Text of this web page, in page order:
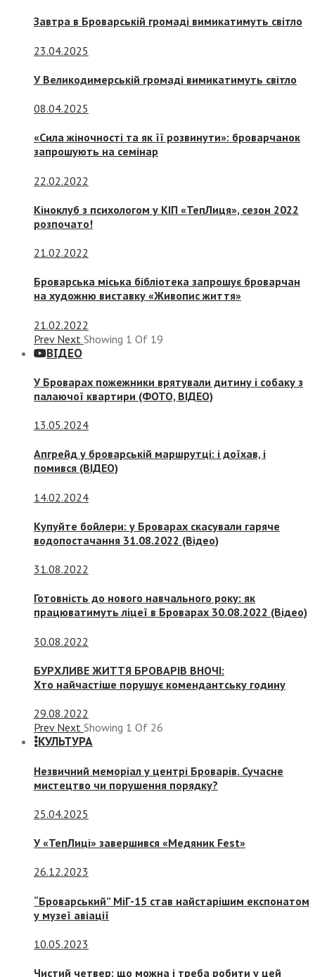
Завтра в Броварській громаді вимикатимуть світло
23.04.2025
У Великодимерській громаді вимикатимуть світло
08.04.2025
«Сила жіночності та як її розвинути»: броварчанок
запрошують на семінар
22.02.2022
Кіноклуб з психологом у КІП «ТепЛиця», сезон 2022
розпочато!
21.02.2022
Броварська міська бібліотека запрошує броварчан
на художню виставку «Живопис життя»
21.02.2022
Prev Next Showing 1 Of 19
ВІДЕО
У Броварах пожежники врятували дитину і собаку з
палаючої квартири (ФОТО, ВІДЕО)
13.05.2024
Апгрейд у броварській маршрутці: і доїхав, і
помився (ВІДЕО)
14.02.2024
Купуйте бойлери: у Броварах скасували гаряче
водопостачання 31.08.2022 (Відео)
31.08.2022
Готовність до нового навчального року: як
працюватимуть ліцеї в Броварах 30.08.2022 (Відео)
30.08.2022
БУРХЛИВЕ ЖИТТЯ БРОВАРІВ ВНОЧІ:
Хто найчастіше порушує комендантську годину
29.08.2022
Prev Next Showing 1 Of 26
КУЛЬТУРА
Незвичний меморіал у центрі Броварів. Сучасне
мистецтво чи порушення порядку?
25.04.2025
У «ТепЛиці» завершився «Медяник Fest»
26.12.2023
“Броварський” МіГ-15 став найстарішим експонатом
у музеї авіації
10.05.2023
Чистий четвер: що можна і треба робити у цей